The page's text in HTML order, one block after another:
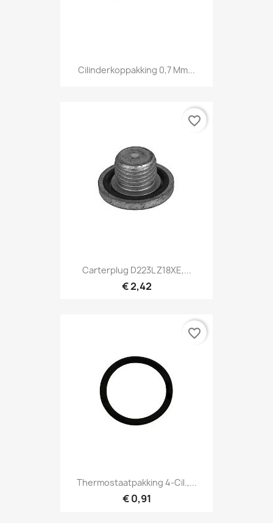
Cilinderkoppakking 0,7 Mm...
Carterplug D223L Z18XE,...
€ 2,42
favorite_border
Thermostaatpakking 4-Cil.,...
€ 0,91
favorite_border